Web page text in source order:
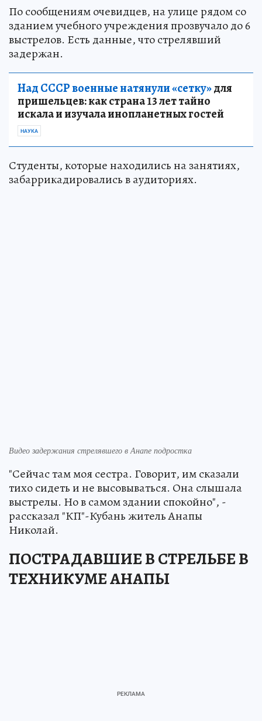
По сообщениям очевидцев, на улице рядом со
зданием учебного учреждения прозвучало до 6
выстрелов. Есть данные, что стрелявший
задержан.
Над СССР военные натянули «сетку»для
пришельцев: как страна 13 лет тайно
искала и изучала инопланетных гостей
НАУКА
Студенты, которые находились на занятиях,
забаррикадировались в аудиториях.
Видео задержания стрелявшего в Анапе подростка
"Сейчас там моя сестра. Говорит, им сказали
тихо сидеть и не высовываться. Она слышала
выстрелы. Но в самом здании спокойно", -
рассказал "КП"-Кубань житель Анапы
Николай.
ПОСТРАДАВШИЕ В СТРЕЛЬБЕ В
ТЕХНИКУМЕ АНАПЫ